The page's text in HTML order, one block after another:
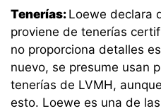
Tenerías: Loewe declara
proviene de tenerías
no proporciona detalles
nuevo, se presume usan
tenerías de LVMH,
esto. Loewe es una de